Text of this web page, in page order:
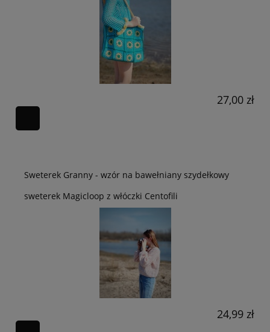
27,00 zł
Sweterek Granny - wzór na bawełniany szydełkowy
sweterek Magicloop z włóczki Centofili
24,99 zł